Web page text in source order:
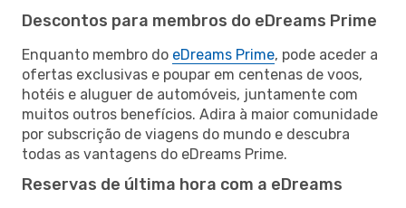
Descontos para membros do eDreams Prime
Enquanto membro do eDreams Prime, pode aceder a
ofertas exclusivas e poupar em centenas de voos,
hotéis e aluguer de automóveis, juntamente com
muitos outros benefícios. Adira à maior comunidade
por subscrição de viagens do mundo e descubra
todas as vantagens do eDreams Prime.
Reservas de última hora com a eDreams